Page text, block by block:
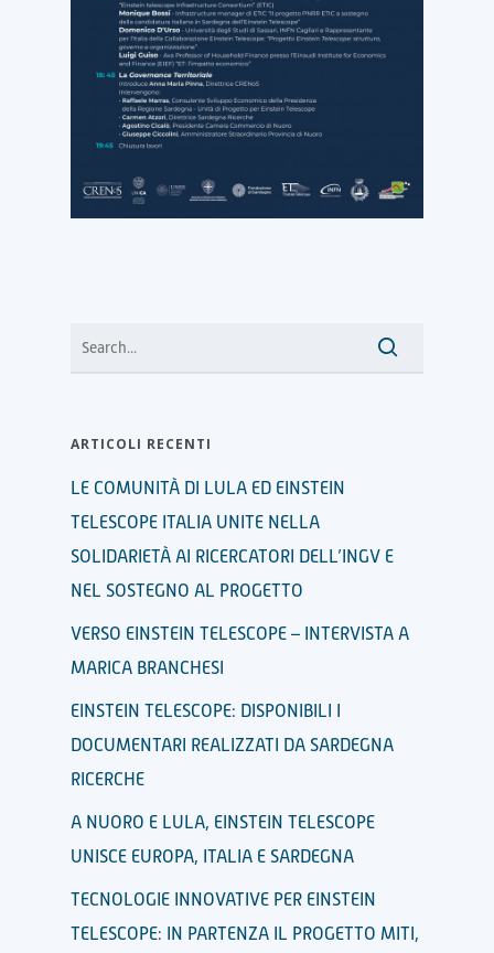
ARTICOLI RECENTI
LE COMUNITÀ DI LULA ED EINSTEIN
TELESCOPE ITALIA UNITE NELLA
SOLIDARIETÀ AI RICERCATORI DELL’INGV E
NEL SOSTEGNO AL PROGETTO
VERSO EINSTEIN TELESCOPE – INTERVISTA A
MARICA BRANCHESI
EINSTEIN TELESCOPE: DISPONIBILI I
DOCUMENTARI REALIZZATI DA SARDEGNA
RICERCHE
A NUORO E LULA, EINSTEIN TELESCOPE
UNISCE EUROPA, ITALIA E SARDEGNA
TECNOLOGIE INNOVATIVE PER EINSTEIN
TELESCOPE: IN PARTENZA IL PROGETTO MITI,